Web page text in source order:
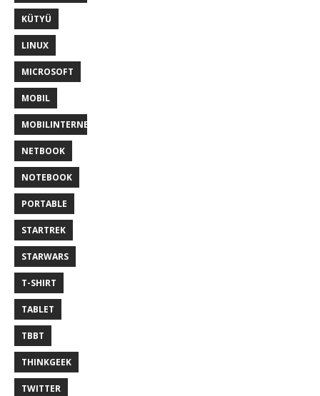
KÜTYÜ
LINUX
MICROSOFT
MOBIL
MOBILINTERNET
NETBOOK
NOTEBOOK
PORTABLE
STARTREK
STARWARS
T-SHIRT
TABLET
TBBT
THINKGEEK
TWITTER